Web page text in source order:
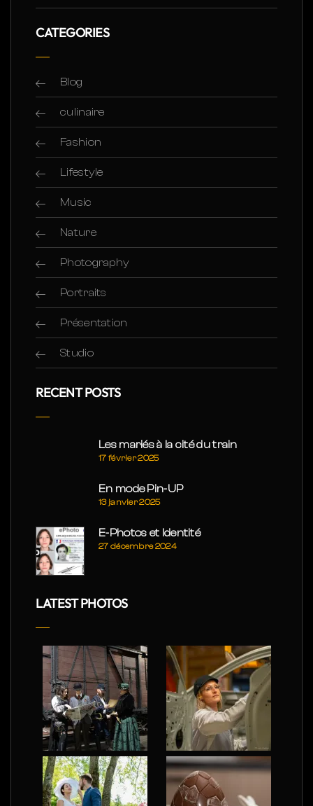
CATEGORIES
Blog
culinaire
Fashion
Lifestyle
Music
Nature
Photography
Portraits
Présentation
Studio
RECENT POSTS
Les mariés à la cité du train
17 février 2025
En mode Pin-UP
13 janvier 2025
E-Photos et Identité
27 décembre 2024
LATEST PHOTOS